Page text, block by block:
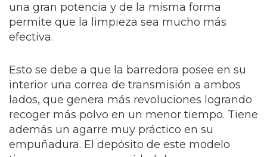
una gran potencia y de la misma forma
permite que la limpieza sea mucho más
efectiva.
Esto se debe a que la barredora posee en su
interior una correa de transmisión a ambos
lados, que genera más revoluciones logrando
recoger más polvo en un menor tiempo. Tiene
además un agarre muy práctico en su
empuñadura. El depósito de este modelo